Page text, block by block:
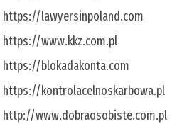
https://lawyersinpoland.com
https://www.kkz.com.pl
https://blokadakonta.com
https://kontrolacelnoskarbowa.pl
http://www.dobraosobiste.com.pl